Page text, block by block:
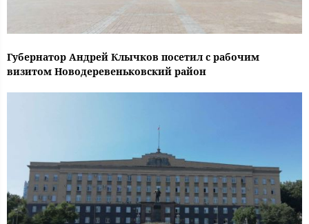
Губернатор Андрей Клычков посетил с рабочим
визитом Новодеревеньковский район